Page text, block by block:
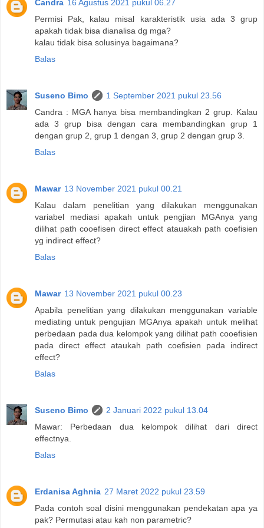
Candra 16 Agustus 2021 pukul 06.27
Permisi Pak, kalau misal karakteristik usia ada 3 grup
apakah tidak bisa dianalisa dg mga?
kalau tidak bisa solusinya bagaimana?
Balas
Suseno Bimo
1 September 2021 pukul 23.56
Candra : MGA hanya bisa membandingkan 2 grup. Kalau
ada 3 grup bisa dengan cara membandingkan grup 1
dengan grup 2, grup 1 dengan 3, grup 2 dengan grup 3.
Balas
Mawar 13 November 2021 pukul 00.21
Kalau dalam penelitian yang dilakukan menggunakan
variabel mediasi apakah untuk pengjian MGAnya yang
dilihat path cooefisen direct effect atauakah path coefisien
yg indirect effect?
Balas
Mawar 13 November 2021 pukul 00.23
Apabila penelitian yang dilakukan menggunakan variable
mediating untuk pengujian MGAnya apakah untuk melihat
perbedaan pada dua kelompok yang dilihat path cooefisien
pada direct effect ataukah path coefisien pada indirect
effect?
Balas
Suseno Bimo
2 Januari 2022 pukul 13.04
Mawar: Perbedaan dua kelompok dilihat dari direct
effectnya.
Balas
Erdanisa Aghnia 27 Maret 2022 pukul 23.59
Pada contoh soal disini menggunakan pendekatan apa ya
pak? Permutasi atau kah non parametric?